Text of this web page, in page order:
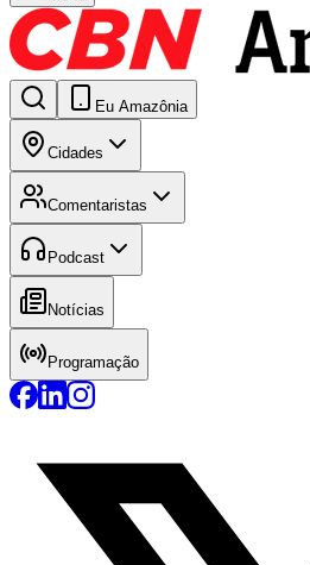
Eu Amazônia
Cidades
Comentaristas
Podcast
Notícias
Programação